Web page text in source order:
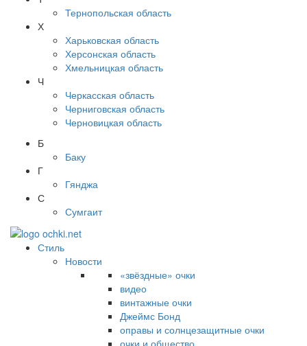
Тернопольская область
Х
Харьковская область
Херсонская область
Хмельницкая область
Ч
Черкасская область
Черниговская область
Черновицкая область
Б
Баку
Г
Гянджа
С
Сумгаит
Стиль
Новости
«звёздные» очки
видео
винтажные очки
Джеймс Бонд
оправы и солнцезащитные очки